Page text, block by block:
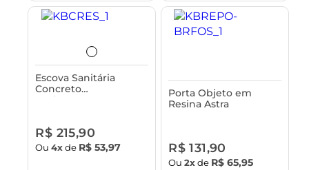
Escova Sanitária
Concreto
Acabamento em
R$ 215,90
Ou4xde R$ 53,97
Porta Objeto em
Resina Astra
R$ 131,90
Ou2xde R$ 65,95